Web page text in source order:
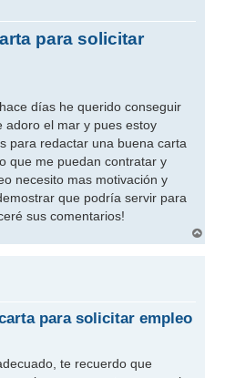
para solicitar
días he querido conseguir
adoro el mar y pues estoy
para redactar una buena carta
que me puedan contratar y
necesito mas motivación y
que podría servir para
sus comentarios!
r
para solicitar empleo
te recuerdo que